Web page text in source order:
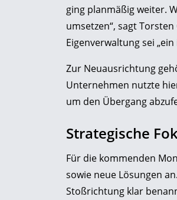
ging planmäßig weiter.
umsetzen“, sagt
Eigenverwaltung sei
Zur Neuausrichtung
Unternehmen nutzte
um den Übergang
Strategische
Für die kommenden
sowie neue Lösungen
Stoßrichtung klar